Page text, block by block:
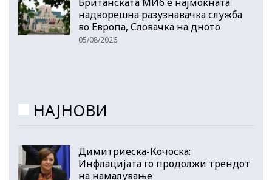
надворешна разузнавачка служба
во Европа, Словачка на дното
05/08/2026
НАЈНОВИ
Димитриеска-Кочоска:
Инфлацијата го продолжи трендот
на намалување